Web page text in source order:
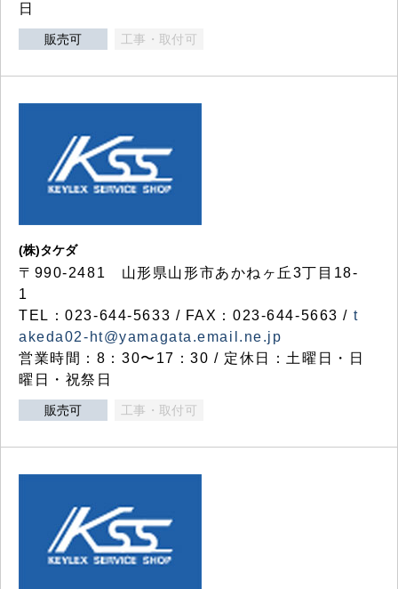
日
販売可 工事・取付可
(株)タケダ
〒990-2481 山形県山形市あかねヶ丘3丁目18-
1
TEL：023-644-5633 / FAX：023-644-5663 / t
akeda02-ht@yamagata.email.ne.jp
営業時間：8：30〜17：30 / 定休日：土曜日・日
曜日・祝祭日
販売可 工事・取付可